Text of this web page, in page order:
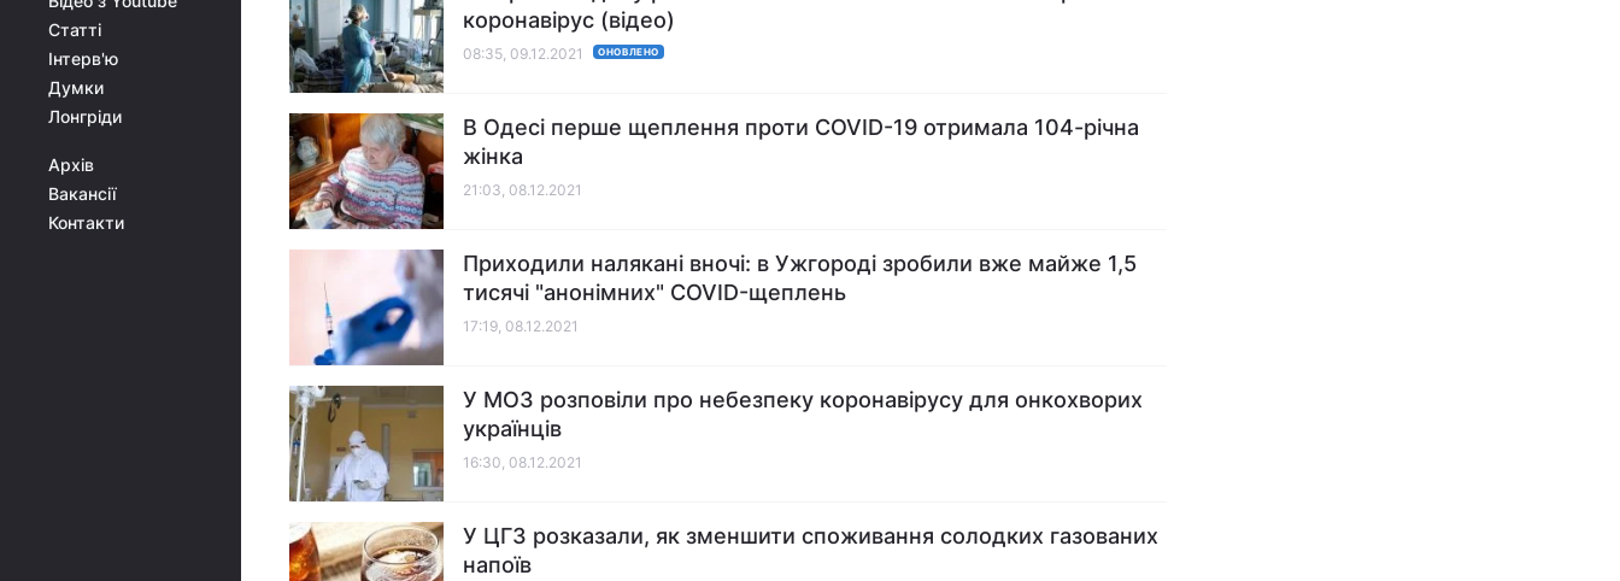
Статті
Інтерв'ю
Думки
Лонгріди
Архів
Вакансії
Контакти
коронавірус (відео)
08:35, 09.12.2021 ОНОВЛЕНО
В Одесі перше щеплення проти COVID-19 отримала 104-річна
жінка
21:03, 08.12.2021
Приходили налякані вночі: в Ужгороді зробили вже майже 1,5
тисячі "анонімних" COVID-щеплень
17:19, 08.12.2021
У МОЗ розповіли про небезпеку коронавірусу для онкохворих
українців
16:30, 08.12.2021
У ЦГЗ розказали, як зменшити споживання солодких газованих
напоїв